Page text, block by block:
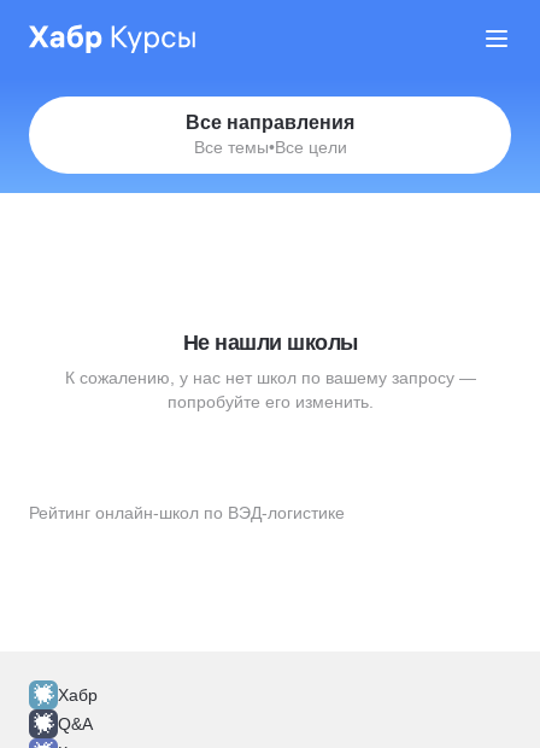
Все направления
Все темы•Все цели
Рейтинг онлайн-школ по ВЭД-логистике
Не нашли школы
К сожалению, у нас нет школ по вашему запросу —
попробуйте его изменить.
Хабр
Q&A